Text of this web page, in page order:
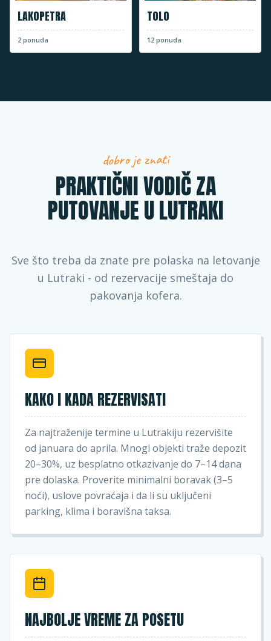
LAKOPETRA
2 ponuda
TOLO
12 ponuda
dobro je znati
PRAKTIČNI VODIČ ZA
PUTOVANJE U LUTRAKI
Sve što treba da znate pre polaska na letovanje
u Lutraki - od rezervacije smeštaja do
pakovanja kofera.
KAKO I KADA REZERVISATI
Za najtraženije termine u Lutrakiju rezervišite
od januara do aprila. Mnogi objekti traže depozit
20–30%, uz besplatno otkazivanje do 7–14 dana
pre dolaska. Proverite minimalni boravak (3–5
noći), uslove povraćaja i da li su uključeni
parking, klima i boravišna taksa.
NAJBOLJE VREME ZA POSETU